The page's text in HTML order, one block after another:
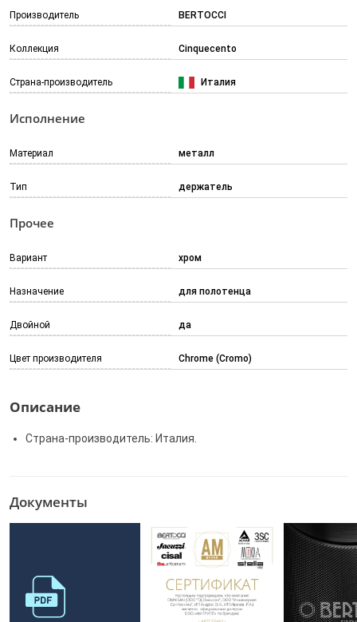
Производитель BERTOCCI
Коллекция Cinquecento
Страна-производитель Италия
Исполнение
Материал металл
Тип держатель
Прочее
Вариант хром
Назначение для полотенца
Двойной да
Цвет производителя Chrome (Cromo)
Описание
Страна-производитель: Италия.
Документы